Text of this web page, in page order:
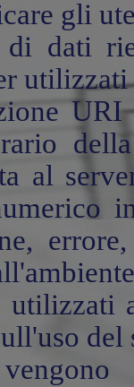
gli
di dati
URI
al